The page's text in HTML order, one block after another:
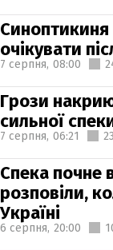
Синоптикиня
очікувати
7 серпня, 08:00
Грози
сильної
7 серпня, 06:21
Спека почне
розповіли,
Україні
6 серпня, 20:00